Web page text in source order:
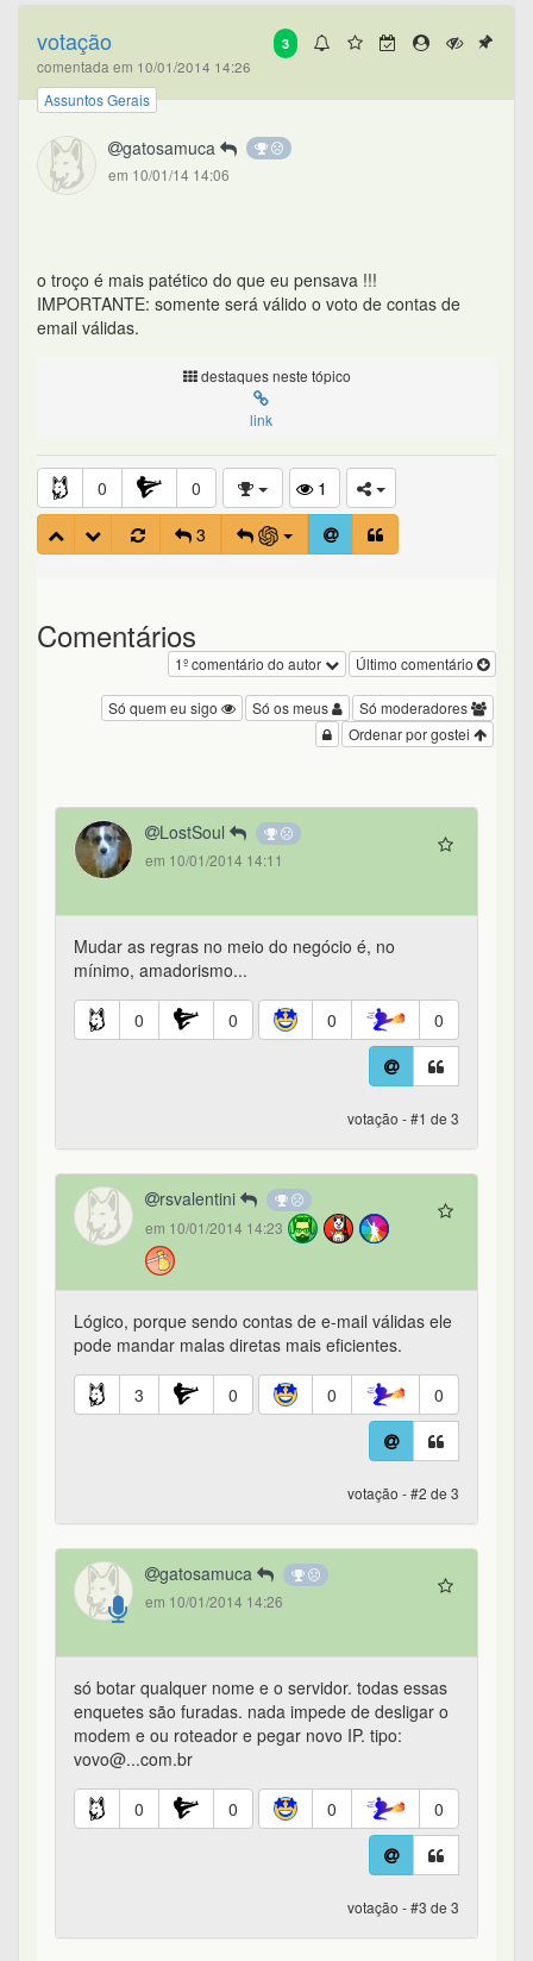
3
votação
comentada em 10/01/2014 14:26
Assuntos Gerais
gatosamuca
em 10/01/14 14:06
o troço é mais patético do que eu pensava !!!
IMPORTANTE: somente será válido o voto de contas de
email válidas.
destaques neste tópico
link
0 0
1
3
Comentários
Último comentário
1º comentário do autor
Só moderadores
Só os meus
Só quem eu sigo
Ordenar por gostei
LostSoul
em 10/01/2014 14:11
Mudar as regras no meio do negócio é, no
mínimo, amadorismo...
0 0 0 0
votação - #1 de 3
rsvalentini
em 10/01/2014 14:23
Lógico, porque sendo contas de e-mail válidas ele
pode mandar malas diretas mais eficientes.
3 0 0 0
votação - #2 de 3
gatosamuca
em 10/01/2014 14:26
só botar qualquer nome e o servidor. todas essas
enquetes são furadas. nada impede de desligar o
modem e ou roteador e pegar novo IP. tipo:
vovo@...com.br
0 0 0 0
votação - #3 de 3